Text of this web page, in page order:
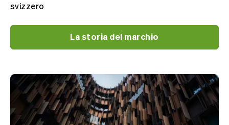
svizzero
La storia del marchio